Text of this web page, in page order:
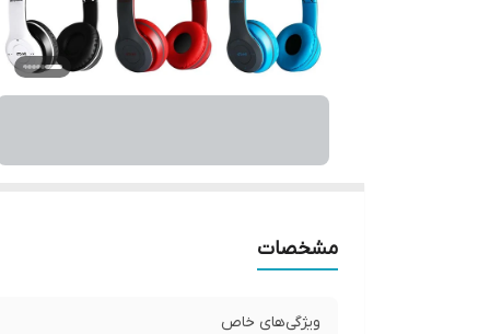
مشخصات
ویژگی‌های خاص